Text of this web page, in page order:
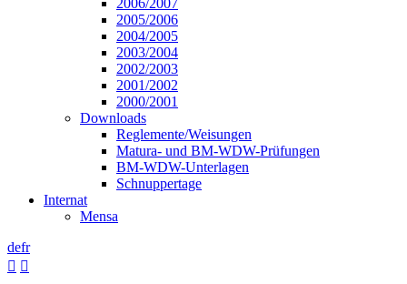
2006/2007
2005/2006
2004/2005
2003/2004
2002/2003
2001/2002
2000/2001
Downloads
Reglemente/Weisungen
Matura- und BM-WDW-Prüfungen
BM-WDW-Unterlagen
Schnuppertage
Internat
Mensa
defr
 